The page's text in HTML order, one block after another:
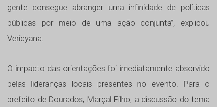
gente consegue abranger uma infinidade de políticas
públicas por meio de uma ação conjunta”, explicou
Veridyana.
O impacto das orientações foi imediatamente absorvido
pelas lideranças locais presentes no evento. Para o
prefeito de Dourados, Marçal Filho, a discussão do tema